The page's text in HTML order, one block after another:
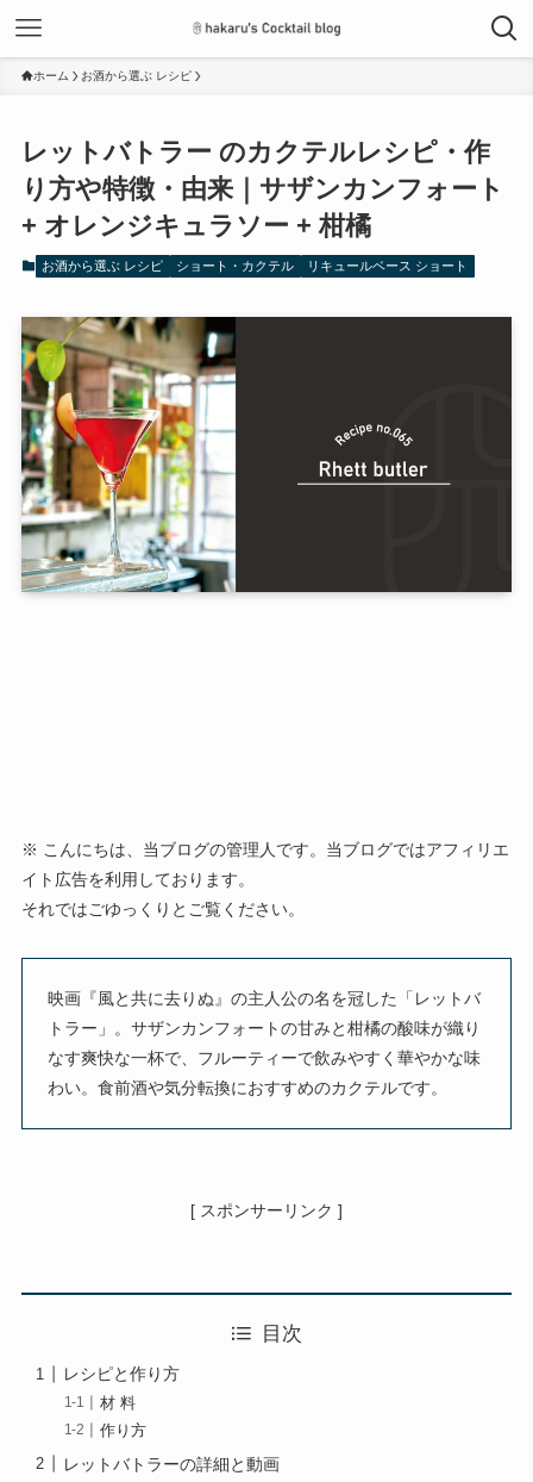
ホーム お酒から選ぶ レシピ
レットバトラー のカクテルレシピ・作
り方や特徴・由来｜サザンカンフォート
+ オレンジキュラソー + 柑橘
お酒から選ぶ レシピ ショート・カクテル リキュールベース ショート
※ こんにちは、当ブログの管理人です。当ブログではアフィリエ
イト広告を利用しております。
それではごゆっくりとご覧ください。
映画『風と共に去りぬ』の主人公の名を冠した「レットバ
トラー」。サザンカンフォートの甘みと柑橘の酸味が織り
なす爽快な一杯で、フルーティーで飲みやすく華やかな味
わい。食前酒や気分転換におすすめのカクテルです。
[ スポンサーリンク ]
目次
レシピと作り方
材 料
作り方
レットバトラーの詳細と動画